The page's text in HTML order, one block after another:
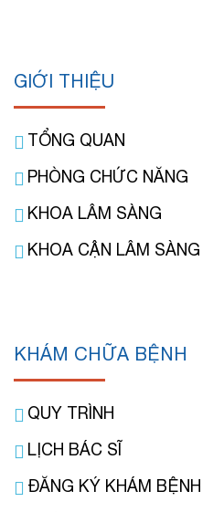
GIỚI THIỆU
TỔNG QUAN
PHÒNG CHỨC NĂNG
KHOA LÂM SÀNG
KHOA CẬN LÂM SÀNG
KHÁM CHỮA BỆNH
QUY TRÌNH
LỊCH BÁC SĨ
ĐĂNG KÝ KHÁM BỆNH